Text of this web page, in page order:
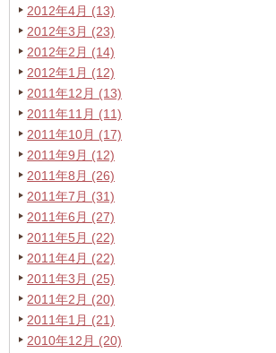
2012年4月 (13)
2012年3月 (23)
2012年2月 (14)
2012年1月 (12)
2011年12月 (13)
2011年11月 (11)
2011年10月 (17)
2011年9月 (12)
2011年8月 (26)
2011年7月 (31)
2011年6月 (27)
2011年5月 (22)
2011年4月 (22)
2011年3月 (25)
2011年2月 (20)
2011年1月 (21)
2010年12月 (20)